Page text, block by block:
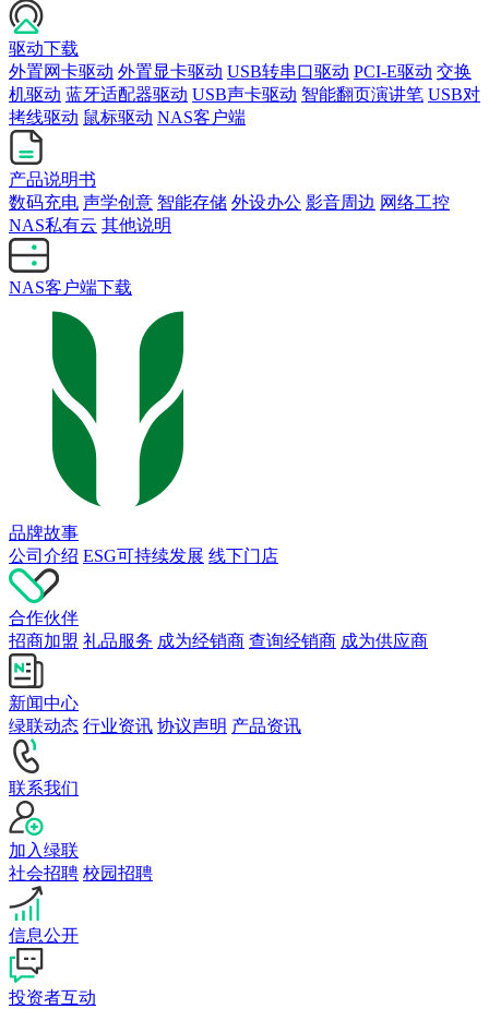
驱动下载
外置网卡驱动 外置显卡驱动 USB转串口驱动 PCI-E驱动 交换
机驱动 蓝牙适配器驱动 USB声卡驱动 智能翻页演讲笔 USB对
拷线驱动 鼠标驱动 NAS客户端
产品说明书
数码充电 声学创意 智能存储 外设办公 影音周边 网络工控
NAS私有云 其他说明
NAS客户端下载
品牌故事
公司介绍 ESG可持续发展 线下门店
合作伙伴
招商加盟 礼品服务 成为经销商 查询经销商 成为供应商
新闻中心
绿联动态 行业资讯 协议声明 产品资讯
联系我们
加入绿联
社会招聘 校园招聘
信息公开
投资者互动